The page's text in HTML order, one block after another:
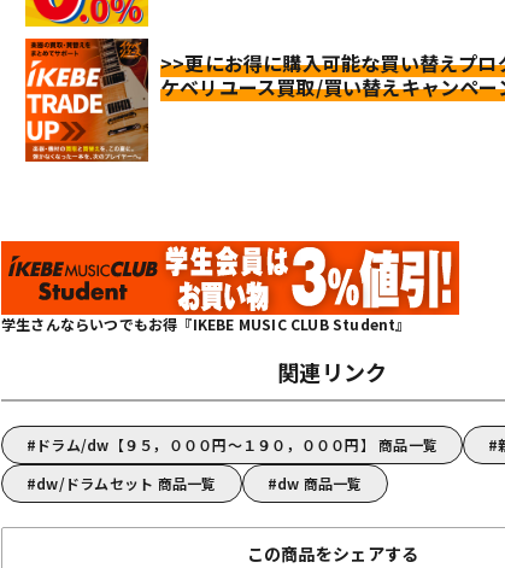
>>更にお得に購入可能な買い替えプロ
ケベリユース買取/買い替えキャンペ
学生さんならいつでもお得『IKEBE MUSIC CLUB Student』
関連リンク
ドラム/dw【９５，０００円～１９０，０００円】 商品一覧
dw/ドラムセット 商品一覧
dw 商品一覧
この商品をシェアする